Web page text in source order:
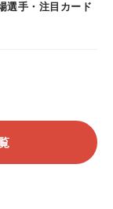
選手・注目カード